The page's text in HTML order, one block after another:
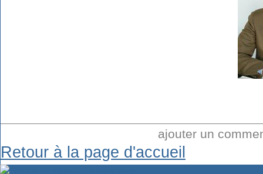
ajouter un
Retour à la page d'accueil